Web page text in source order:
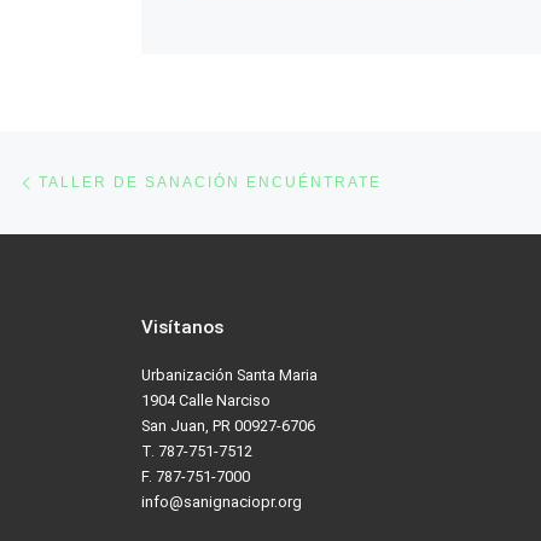
Post navigation
TALLER DE SANACIÓN ENCUÉNTRATE
Visítanos
Urbanización Santa Maria
1904 Calle Narciso
San Juan, PR 00927-6706
T. 787-751-7512
F. 787-751-7000
info@sanignaciopr.org